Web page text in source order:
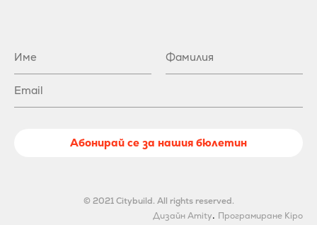
Абонирай се за нашия бюлетин
© 2021 Citybuild. All rights reserved.
Дизайн Amity. Програмиране Kipo